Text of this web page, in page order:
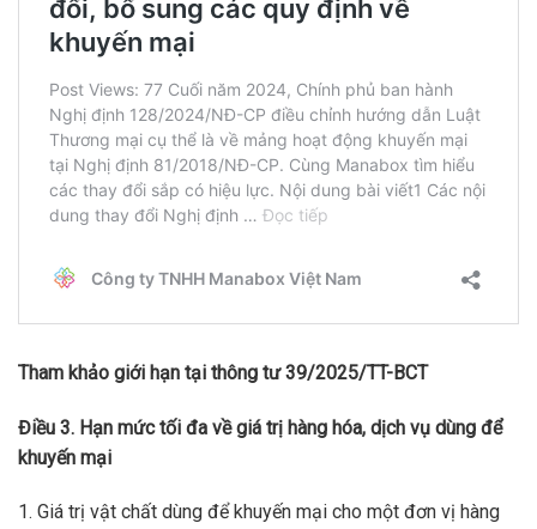
Tham khảo giới hạn tại thông tư 39/2025/TT-BCT
Điều 3. Hạn mức tối đa về giá trị hàng hóa, dịch vụ dùng để
khuyến mại
1. Giá trị vật chất dùng để khuyến mại cho một đơn vị hàng